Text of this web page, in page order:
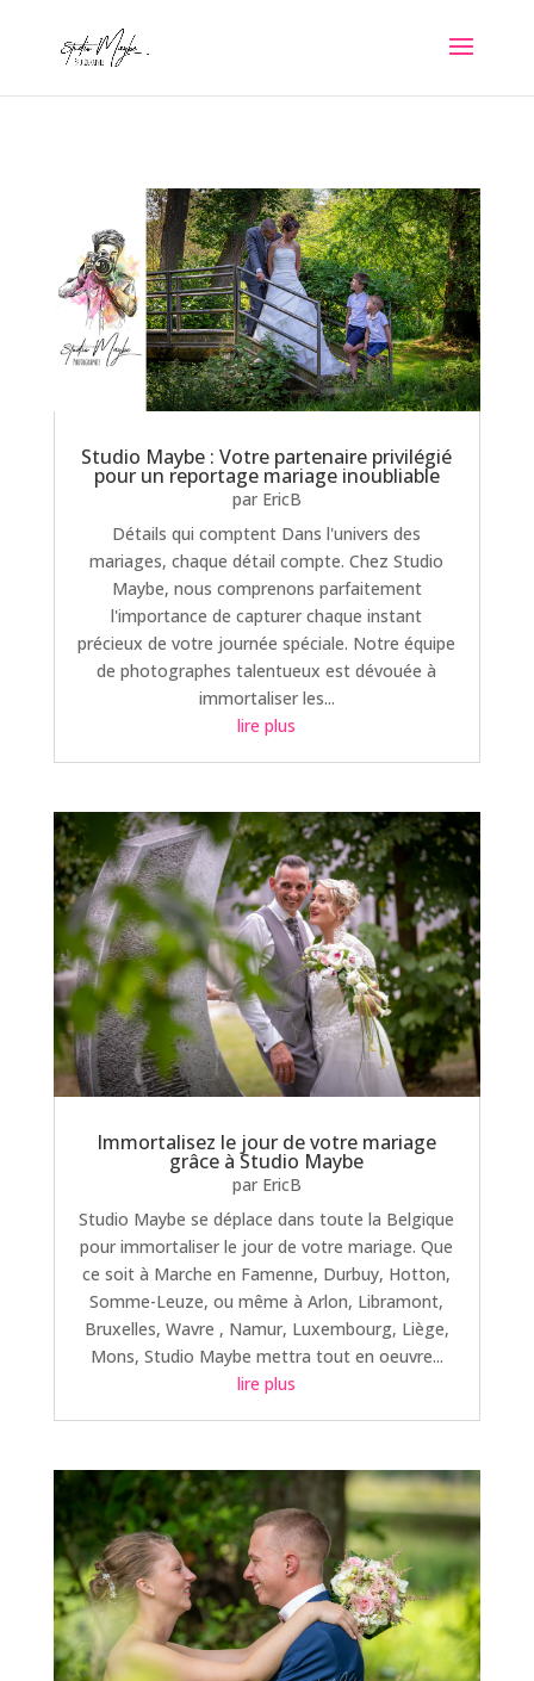
Studio Maybe : Votre partenaire privilégié
pour un reportage mariage inoubliable
par EricB
Détails qui comptent Dans l'univers des
mariages, chaque détail compte. Chez Studio
Maybe, nous comprenons parfaitement
l'importance de capturer chaque instant
précieux de votre journée spéciale. Notre équipe
de photographes talentueux est dévouée à
immortaliser les...
lire plus
Immortalisez le jour de votre mariage
grâce à Studio Maybe
par EricB
Studio Maybe se déplace dans toute la Belgique
pour immortaliser le jour de votre mariage. Que
ce soit à Marche en Famenne, Durbuy, Hotton,
Somme-Leuze, ou même à Arlon, Libramont,
Bruxelles, Wavre , Namur, Luxembourg, Liège,
Mons, Studio Maybe mettra tout en oeuvre...
lire plus